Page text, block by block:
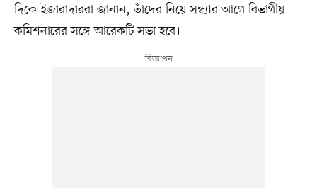
দিকে ইজারাদাররা জানান, তাঁদের নিয়ে সন্ধ্যার আগে বিভাগীয়
কমিশনারের সঙ্গে আরেকটি সভা হবে।